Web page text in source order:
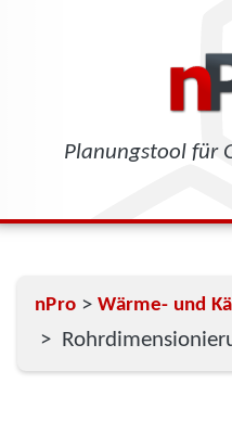
Planungstool für
nPro >Wärme- und
>